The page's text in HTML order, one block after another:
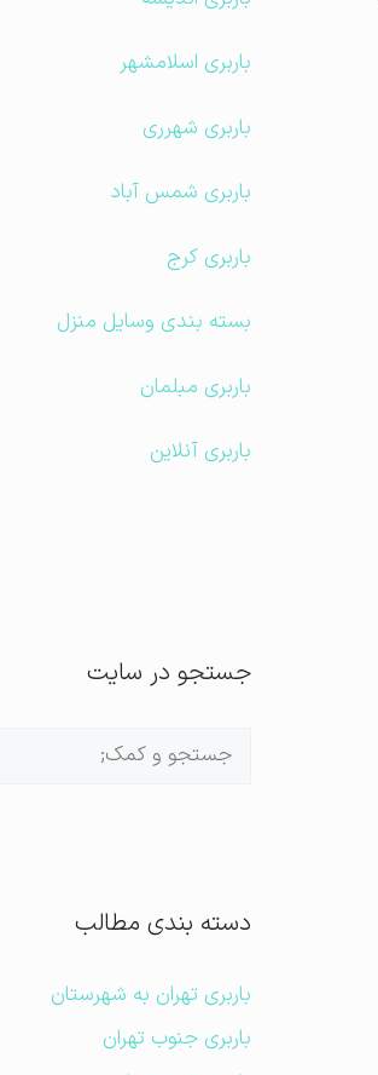
باربری اسلامشهر
باربری شهرری
باربری شمس آباد
باربری کرج
بسته بندی وسایل منزل
باربری مبلمان
باربری آنلاین
جستجو در سایت
جستجوی
دسته بندی مطالب
باربری تهران به شهرستان
باربری جنوب تهران